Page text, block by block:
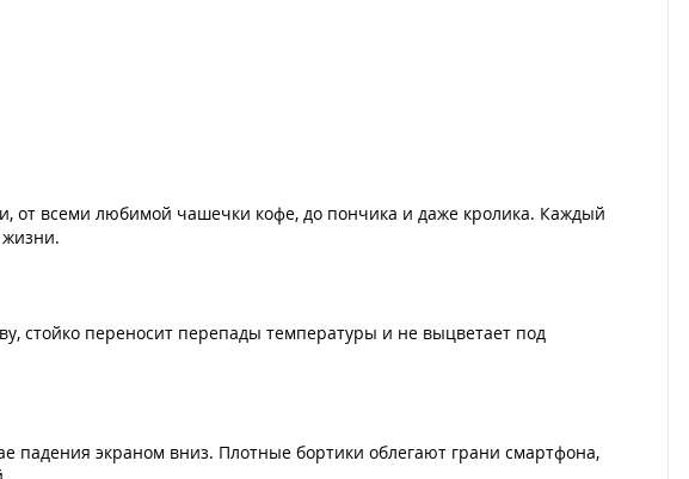
от всеми любимой чашечки кофе, до пончика и даже кролика. Каждый
стойко переносит перепады температуры и не выцветает под
падения экраном вниз. Плотные бортики облегают грани смартфона,